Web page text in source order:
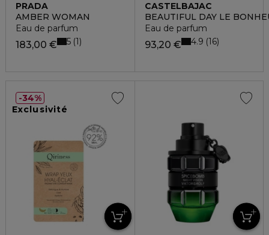
PRADA
AMBER WOMAN
Eau de parfum
183,00 € 5 1
CASTELBAJAC
BEAUTIFUL DAY LE
Eau de parfum
93,20 € 4.9 16
Exclusivité
34%